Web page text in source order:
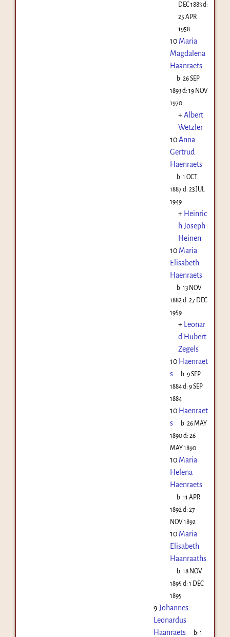
DEC 1883d:
25 APR
1958
10 Maria
Magdalena
Haanraets
b:26 SEP
1893d: 19 NOV
1970
+Albert
Wetzler
10Anna
Gertrud
Haenraets
b:1 OCT
1887d: 23 JUL
1949
+ Heinric
h Joseph
Heinen
10 Maria
Elisabeth
Haenraets
b:13 NOV
1882 d: 27 DEC
1959
+ Leonar
d Hubert
Zegels
10 Haenraet
s
b:9 SEP
1884d: 9 SEP
1884
10 Haenraet
s
b:26 MAY
1890d: 26
MAY 1890
10 Maria
Helena
Haenraets
b:11 APR
1892 d: 27
NOV 1892
10 Maria
Elisabeth
Haanraaths
b:18 NOV
1895 d: 1 DEC
1895
9 Johannes
Leonardus
Haanraets
b:1